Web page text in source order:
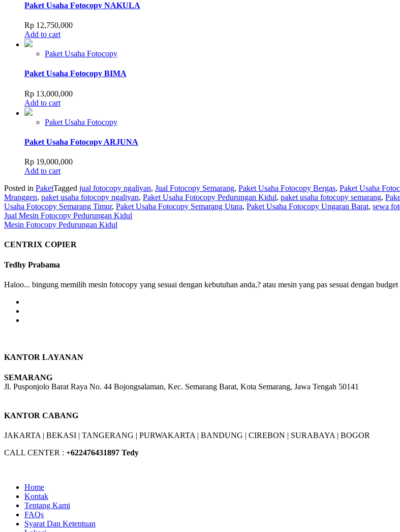
Paket Usaha Fotocopy NAKULA
Rp 12,750,000
Add to cart
Paket Usaha Fotocopy
Paket Usaha Fotocopy BIMA
Rp 13,000,000
Add to cart
Paket Usaha Fotocopy
Paket Usaha Fotocopy ARJUNA
Rp 19,000,000
Add to cart
Posted in PaketTagged jual fotocopy ngaliyan, Jual Fotocopy Semarang, Paket Usaha Fotocopy Bergas, Paket Usaha
Mranggen, paket usaha fotocopy ngaliyan, Paket Usaha Fotocopy Pedurungan Kidul, paket usaha fotocopy semarang,
Usaha Fotocopy Semarang Timur, Paket Usaha Fotocopy Semarang Utara, Paket Usaha Fotocopy Ungaran Barat, sewa
Post
navigation
Jual Mesin Fotocopy Pedurungan Kidul
Mesin Fotocopy Pedurungan Kidul
CENTRIX COPIER
Tedhy Prabama
Haloo... bingung memilih mesin fotocopy yang sesuai dengan kebutuhan anda,? atau mesin yang pas sesuai dengan
KANTOR LAYANAN
SEMARANG
Jl. Pusponjolo Barat Raya No. 44 Bojongsalaman, Kec. Semarang Barat, Kota Semarang, Jawa Tengah 50141
KANTOR CABANG
JAKARTA | BEKASI | TANGERANG | PURWAKARTA | BANDUNG | CIREBON | SURABAYA | BOGOR
CALL CENTER : +622476431897 Tedy
Home
Kontak
Tentang Kami
FAQs
Syarat Dan Ketentuan